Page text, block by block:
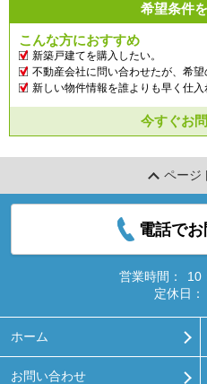
希望条件
こんな方におすすめ
新築戸建てを購入したい。
不動産会社に問い合わせたが、希望
新しい物件情報を誰よりも早く仕入
今すぐお
ページ
電話で
営業時間：
10
定休日：
ホーム
お問い合わせ